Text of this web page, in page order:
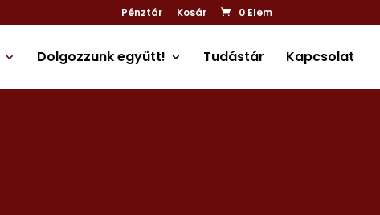
Pénztár Kosár 0 Elem
Dolgozzunk együtt! Tudástár Kapcsolat